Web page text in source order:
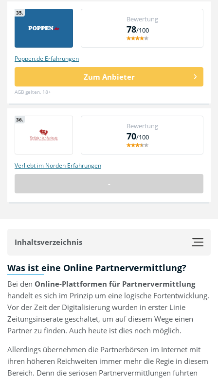
35.
Bewertung
78/100
Poppen.de Erfahrungen
Zum Anbieter
AGB gelten, 18+
36.
Bewertung
70/100
Verliebt im Norden Erfahrungen
-
Inhaltsverzeichnis
Was ist eine Online Partnervermittlung?
Bei den Online-Plattformen für Partnervermittlung
handelt es sich im Prinzip um eine logische Fortentwicklung.
Vor der Zeit der Digitalisierung wurden in erster Linie
Zeitungsinserate geschaltet, um auf diesem Wege einen
Partner zu finden. Auch heute ist dies noch möglich.
Allerdings übernehmen die Partnerbörsen im Internet mit
ihren höheren Reichweiten immer mehr die Regie in diesem
Bereich. Denn die seriösen Partnervermittlungen führten